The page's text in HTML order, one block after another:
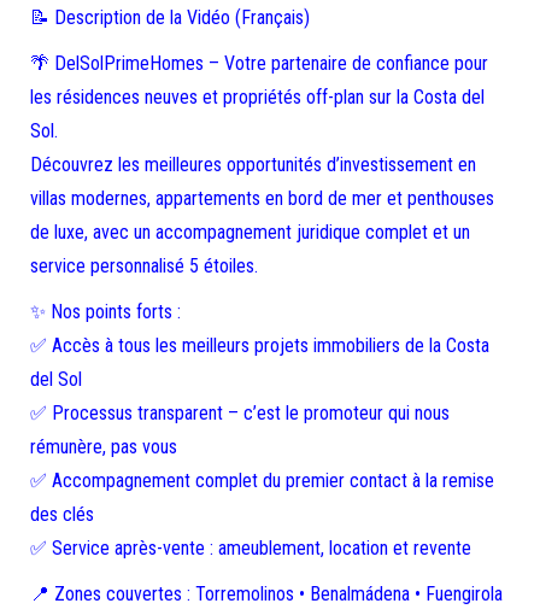
📝 Description de la Vidéo (Français)
🌴 DelSolPrimeHomes – Votre partenaire de confiance pour
les résidences neuves et propriétés off-plan sur la Costa del
Sol.
Découvrez les meilleures opportunités d’investissement en
villas modernes, appartements en bord de mer et penthouses
de luxe, avec un accompagnement juridique complet et un
service personnalisé 5 étoiles.
✨ Nos points forts :
✅ Accès à tous les meilleurs projets immobiliers de la Costa
del Sol
✅ Processus transparent – c’est le promoteur qui nous
rémunère, pas vous
✅ Accompagnement complet du premier contact à la remise
des clés
✅ Service après-vente : ameublement, location et revente
📍 Zones couvertes : Torremolinos • Benalmádena • Fuengirola